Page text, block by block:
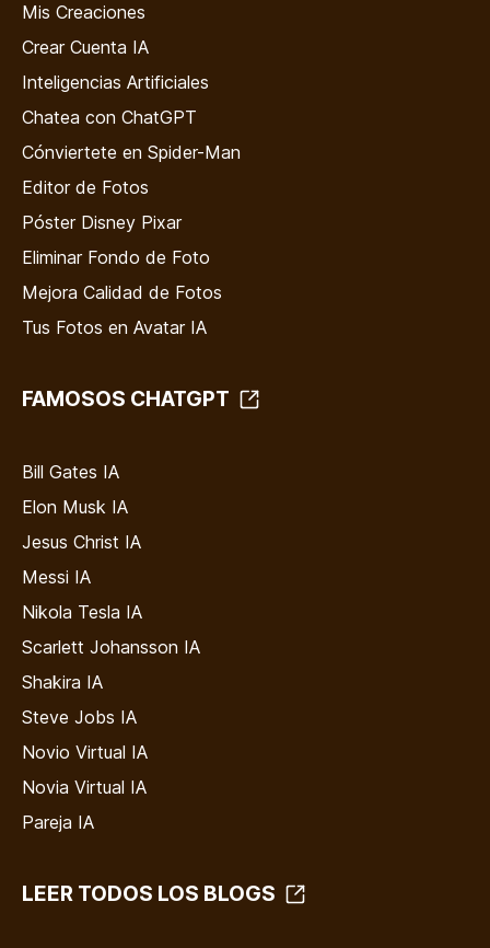
Mis Creaciones
Crear Cuenta IA
Inteligencias Artificiales
Chatea con ChatGPT
Cónviertete en Spider-Man
Editor de Fotos
Póster Disney Pixar
Eliminar Fondo de Foto
Mejora Calidad de Fotos
Tus Fotos en Avatar IA
FAMOSOS CHATGPT
Bill Gates IA
Elon Musk IA
Jesus Christ IA
Messi IA
Nikola Tesla IA
Scarlett Johansson IA
Shakira IA
Steve Jobs IA
Novio Virtual IA
Novia Virtual IA
Pareja IA
LEER TODOS LOS BLOGS